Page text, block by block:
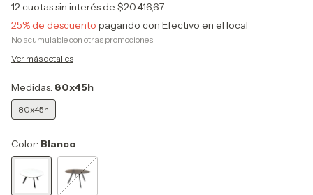
12cuotas sin interés de $20.416,67
25% de descuento pagando con Efectivo en el local
No acumulable con otras promociones
Ver más detalles
Medidas: 80x45h
80x45h
Color: Blanco